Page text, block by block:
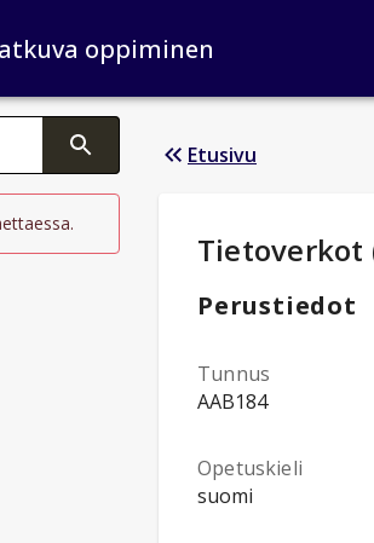
oppiminen
Etusivu
Tietoverkot
Perustiedot
Tunnus
AAB184
Opetuskieli
suomi